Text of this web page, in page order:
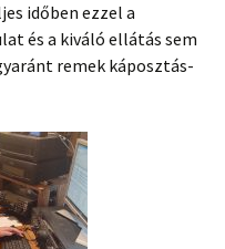
időben ezzel a
és a kiváló ellátás sem
remek káposztás-